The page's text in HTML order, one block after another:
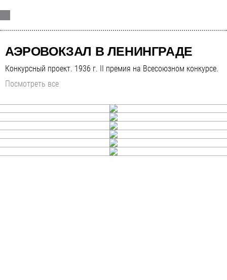
АЭРОВОКЗАЛ В ЛЕНИНГРАДЕ
Конкурсный проект. 1936 г. II премия на Всесоюзном конкурсе.
Посмотреть все